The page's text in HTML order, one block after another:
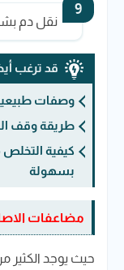
نقل دم
قد ترغب
وصفات طبيعية
طريقة وقف
كيفية
بسهولة
مضاعفات
حيث يوجد الكثير